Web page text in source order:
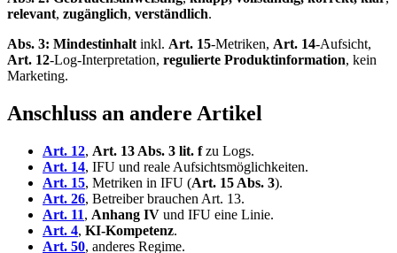
relevant, zugänglich, verständlich.
Abs. 3: Mindestinhalt inkl. Art. 15-Metriken, Art. 14-Aufsicht,
Art. 12-Log-Interpretation, regulierte Produktinformation, kein
Marketing.
Anschluss an andere Artikel
Art. 12, Art. 13 Abs. 3 lit. fzu Logs.
Art. 14, IFU und reale Aufsichtsmöglichkeiten.
Art. 15, Metriken in IFU (Art. 15 Abs. 3).
Art. 26, Betreiber brauchen Art. 13.
Art. 11, Anhang IV und IFU eine Linie.
Art. 4, KI-Kompetenz.
Art. 50, anderes Regime.